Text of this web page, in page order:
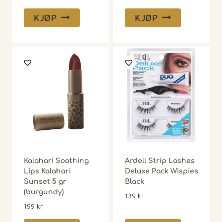
KJØP KJØP
Kalahari Soothing
Lips Kalahari
Sunset 5 gr
(burgundy)
199 kr
Ardell Strip Lashes
Deluxe Pack Wispies
Black
139 kr